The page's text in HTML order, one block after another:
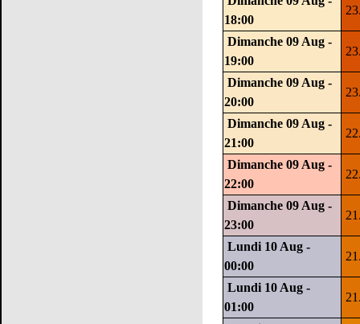
18:00
Dimanche 09 Aug -
19:00
Dimanche 09 Aug -
20:00
Dimanche 09 Aug -
21:00
Dimanche 09 Aug -
22:00
Dimanche 09 Aug -
23:00
Lundi 10 Aug -
00:00
Lundi 10 Aug -
01:00